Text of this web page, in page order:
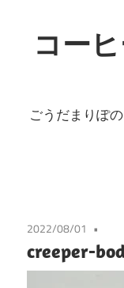
ン
テ
へ
コー
ごうだまりぽ
2022/08/01
creeper-